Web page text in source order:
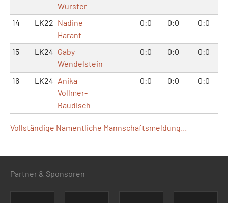
Wurster
14 LK22 Nadine
Harant
0:0 0:0 0:0
15 LK24 Gaby
Wendelstein
0:0 0:0 0:0
16 LK24 Anika
Vollmer-
Baudisch
0:0 0:0 0:0
Vollständige Namentliche Mannschaftsmeldung...
Partner & Sponsoren